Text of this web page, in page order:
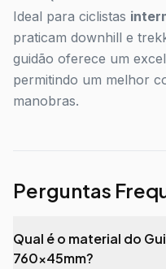
Ideal para ciclistas
praticam downhill e
guidão oferece um
permitindo um melhor
manobras.
Perguntas
Qual é o material do
760x45mm?